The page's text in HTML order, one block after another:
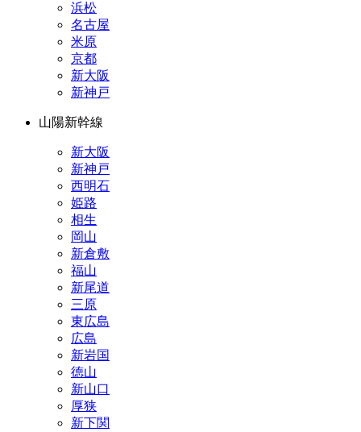
浜松
名古屋
米原
京都
新大阪
新神戸
山陽新幹線
新大阪
新神戸
西明石
姫路
相生
岡山
新倉敷
福山
新尾道
三原
東広島
広島
新岩国
徳山
新山口
厚狭
新下関